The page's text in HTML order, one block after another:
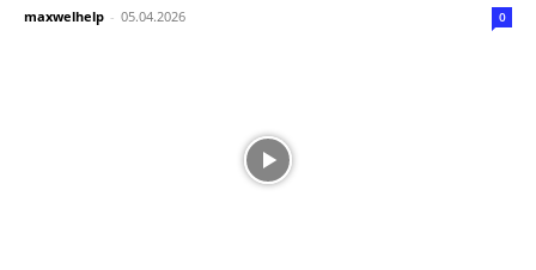
maxwelhelp - 05.04.2026 0